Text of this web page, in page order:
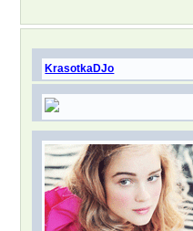
KrasotkaDJo